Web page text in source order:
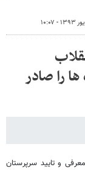
را صادر
و تایید سرپرستان